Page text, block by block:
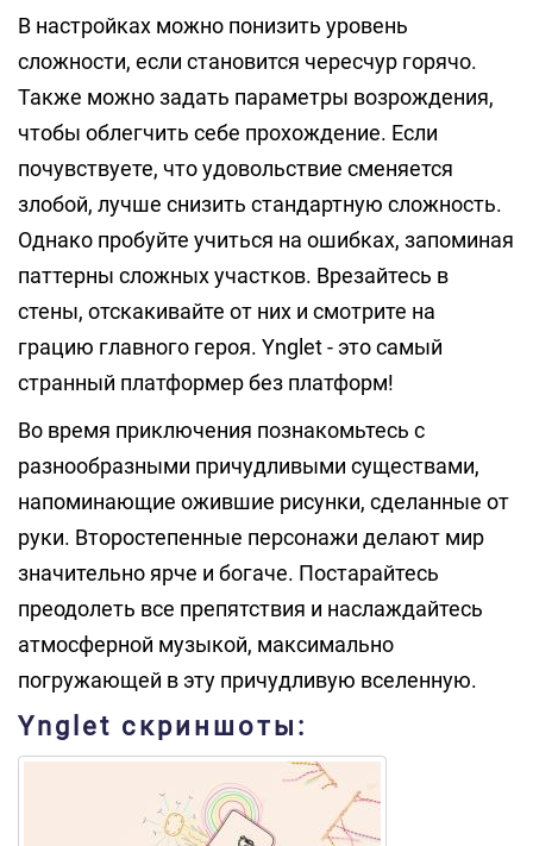
В настройках можно понизить уровень
сложности, если становится чересчур горячо.
Также можно задать параметры возрождения,
чтобы облегчить себе прохождение. Если
почувствуете, что удовольствие сменяется
злобой, лучше снизить стандартную сложность.
Однако пробуйте учиться на ошибках, запоминая
паттерны сложных участков. Врезайтесь в
стены, отскакивайте от них и смотрите на
грацию главного героя. Ynglet - это самый
странный платформер без платформ!
Во время приключения познакомьтесь с
разнообразными причудливыми существами,
напоминающие ожившие рисунки, сделанные от
руки. Второстепенные персонажи делают мир
значительно ярче и богаче. Постарайтесь
преодолеть все препятствия и наслаждайтесь
атмосферной музыкой, максимально
погружающей в эту причудливую вселенную.
Ynglet скриншоты: